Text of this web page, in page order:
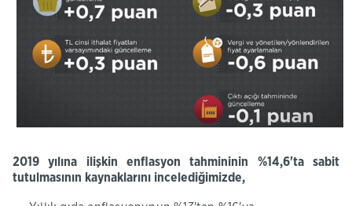
2019 yılına ilişkin enflasyon tahmininin %14,6'ta sabit
tutulmasının kaynaklarını incelediğimizde,